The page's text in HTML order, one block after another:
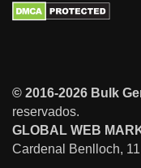
© 2016-2026 Bulk
reservados.
GLOBAL WEB
Cardenal Benlloch,